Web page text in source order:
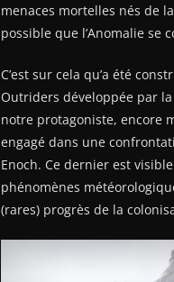
menaces mortelles nés de
possible que l’Anomalie se
C’est sur cela qu’a été
Outriders développée par
notre protagoniste, encore
engagé dans une
Enoch. Ce dernier est
phénomènes
(rares) progrès de la